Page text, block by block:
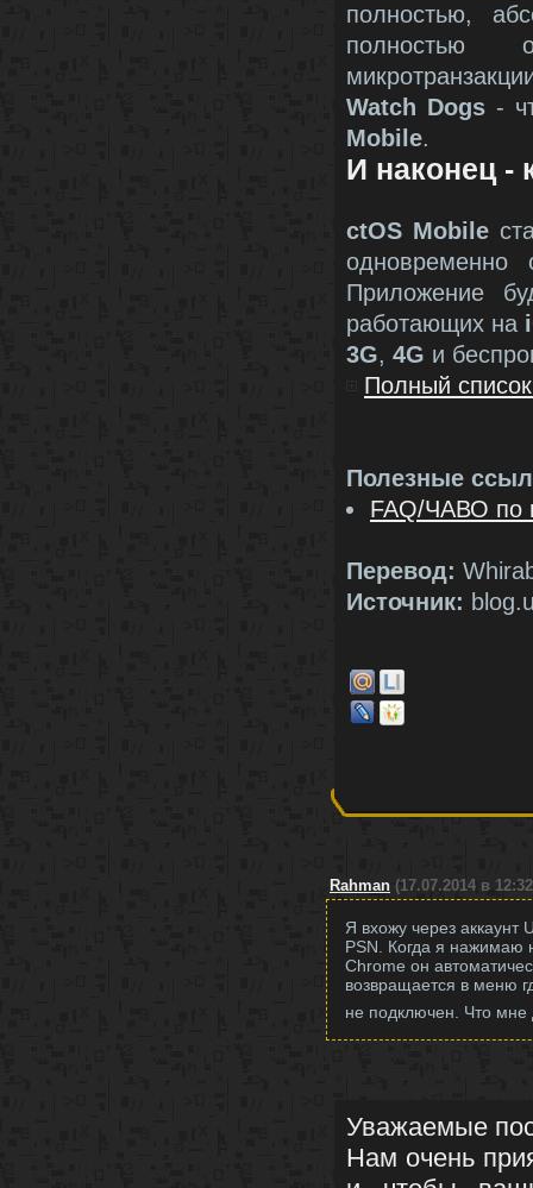
полностью,
полностью
Watch Dogs -
Mobile.
И наконец -
ctOS Mobile
Приложение
работающих на
3G, 4G и
Полный
Полезные
FAQ/ЧАВО по
Перевод:
Источник:
Rahman (17.07.2014 в
Я вхожу через аккаунт
PSN. Когда я нажимаю
Chrome он
возвращается в меню
не подключен. Что мне
Уважаемые
Нам очень